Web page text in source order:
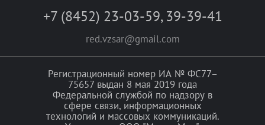
+7 (8452) 23-03-59, 39-39-41
red.vzsar@gmail.com
Регистрационный номер ИА № ФС77–
75657 выдан 8 мая 2019 года
Федеральной службой по надзору в
сфере связи, информационных
технологий и массовых коммуникаций.